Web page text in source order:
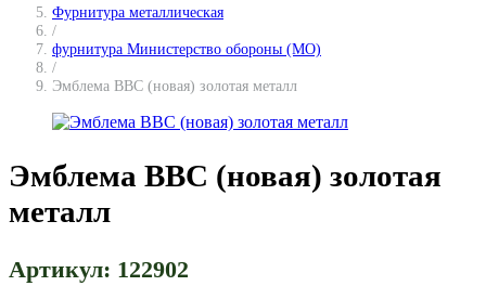
Фурнитура металлическая
/
фурнитура Министерство обороны (МО)
/
Эмблема ВВС (новая) золотая металл
Эмблема ВВС (новая) золотая
металл
Артикул: 122902